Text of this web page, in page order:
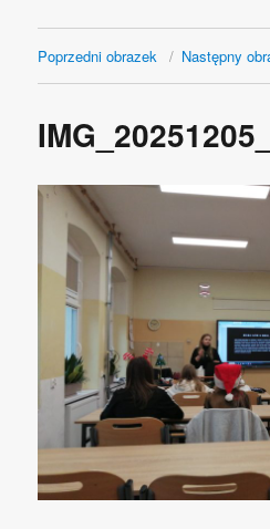
Poprzedni obrazek Następny